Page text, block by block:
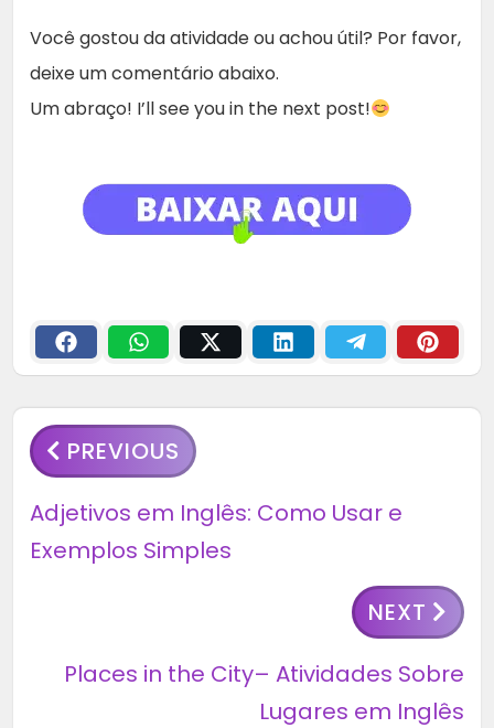
Você gostou da atividade ou achou útil? Por favor,
deixe um comentário abaixo.
Um abraço! I’ll see you in the next post!
PREVIOUS
Adjetivos em Inglês: Como Usar e
Exemplos Simples
NEXT
Places in the City– Atividades Sobre
Lugares em Inglês